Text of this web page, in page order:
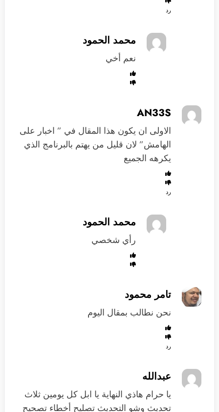
رد
محمد الحمود
نعم أخي
AN33S
الاولى ان يكون هذا المقال في ” اخبار على
الهامش” لان قليل من يهتم بالبرنامج الذي
يكرهه الجميع
رد
محمد الحمود
رأي شخصي
تامر محمود
نحن نطالب بمقال اليوم
رد
عبدالله
يا حرام هاذي النهاية يا ابل كل يومين ثلاث
تحديث وشو التحديث تصليح أخطاء تصحيح